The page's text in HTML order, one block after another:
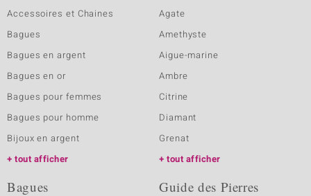
Accessoires et Chaines
Bagues
Bagues en argent
Bagues en or
Bagues pour femmes
Bagues pour homme
Bijoux en argent
tout afficher
Agate
Amethyste
Aigue-marine
Ambre
Citrine
Diamant
Grenat
tout afficher
Bagues Guide des Pierres